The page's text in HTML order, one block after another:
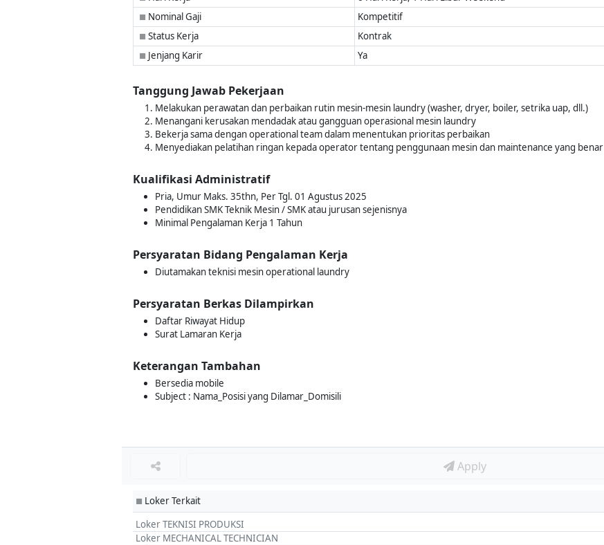
■ Nominal Gaji Kompetitif
■ Status Kerja Kontrak
■ Jenjang Karir Ya
Tanggung Jawab Pekerjaan
Melakukan perawatan dan perbaikan rutin mesin-mesin laundry (washer, dryer, boiler, setrika uap, dll.)
Menangani kerusakan mendadak atau gangguan operasional mesin laundry
Bekerja sama dengan operational team dalam menentukan prioritas perbaikan
Menyediakan pelatihan ringan kepada operator tentang penggunaan mesin dan maintenance yang benar
Kualifikasi Administratif
Pria, Umur Maks. 35thn, Per Tgl. 01 Agustus 2025
Pendidikan SMK Teknik Mesin / SMK atau jurusan sejenisnya
Minimal Pengalaman Kerja 1 Tahun
Persyaratan Bidang Pengalaman Kerja
Diutamakan teknisi mesin operational laundry
Persyaratan Berkas Dilampirkan
Daftar Riwayat Hidup
Surat Lamaran Kerja
Keterangan Tambahan
Bersedia mobile
Subject : Nama_Posisi yang Dilamar_Domisili
Apply
■ Loker Terkait
Loker TEKNISI PRODUKSI
Loker MECHANICAL TECHNICIAN